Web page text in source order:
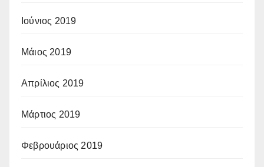
Ιούνιος 2019
Μάιος 2019
Απρίλιος 2019
Μάρτιος 2019
Φεβρουάριος 2019